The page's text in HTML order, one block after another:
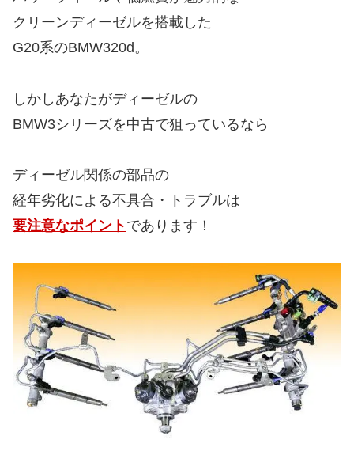
クリーンディーゼルを搭載した
G20系のBMW320d。
しかしあなたがディーゼルの
BMW3シリーズを中古で狙っているなら
ディーゼル関係の部品の
経年劣化による不具合・トラブルは
要注意なポイント であります！